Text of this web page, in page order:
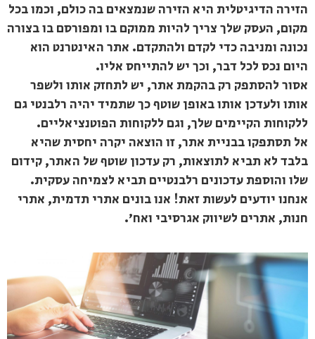
הזירה הדיגיטלית היא הזירה שנמצאים בה כולם, וכמו בכל
מקום, העסק שלך צריך להיות ממוקם בו ומפורסם בו בצורה
נכונה ומניבה כדי לקדם ולהתקדם. אתר האינטרנט הוא
היום נכס לכל דבר, וכך יש להתייחס אליו.
אסור להסתפק רק בהקמת אתר, יש לתחזק אותו ולשפר
אותו ולעדכן אותו באופן שוטף כך שתמיד יהיה רלבנטי גם
ללקוחות הקיימים שלך, וגם ללקוחות הפוטנציאליים.
אל תסתפקו בבניית אתר, זו הוצאה יקרה יחסית שהיא
בלבד לא תביא לתוצאות, רק עדכון שוטף של האתר, קידום
שלו והוספת עדכונים רלבנטיים תביא לצמיחה עסקית.
אנחנו יודעים לעשות זאת! אנו בונים אתרי תדמית, אתרי
חנות, אתרים לשיווק אגרסיבי ואח׳.